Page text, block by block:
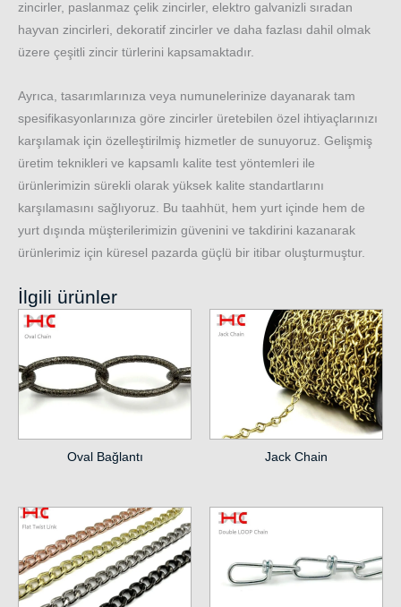
zincirler, paslanmaz çelik zincirler, elektro galvanizli sıradan
hayvan zincirleri, dekoratif zincirler ve daha fazlası dahil olmak
üzere çeşitli zincir türlerini kapsamaktadır.
Ayrıca, tasarımlarınıza veya numunelerinize dayanarak tam
spesifikasyonlarınıza göre zincirler üretebilen özel ihtiyaçlarınızı
karşılamak için özelleştirilmiş hizmetler de sunuyoruz. Gelişmiş
üretim teknikleri ve kapsamlı kalite test yöntemleri ile
ürünlerimizin sürekli olarak yüksek kalite standartlarını
karşılamasını sağlıyoruz. Bu taahhüt, hem yurt içinde hem de
yurt dışında müşterilerimizin güvenini ve takdirini kazanarak
ürünlerimiz için küresel pazarda güçlü bir itibar oluşturmuştur.
İlgili ürünler
Oval Bağlantı Jack Chain